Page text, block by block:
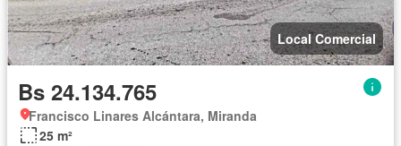
Local Comercial
Bs 24.134.765
Francisco Linares Alcántara, Miranda
25 m²